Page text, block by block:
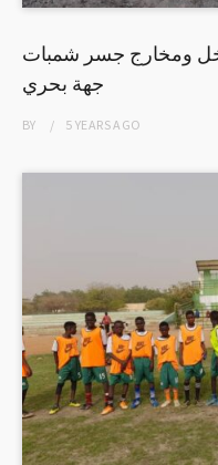
ومخارج جسر شمبات
جهة بحري
BY 5 YEARSAGO